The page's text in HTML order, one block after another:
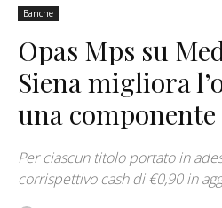
Banche
Opas Mps su
Siena migliora
una
Per ciascun titolo portato in
corrispettivo cash di €0,90 in